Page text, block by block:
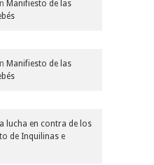
Manifiesto de las
Manifiesto de las
lucha en contra de los
de Inquilinas e